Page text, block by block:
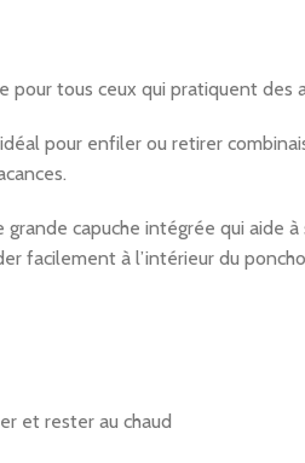
pour tous ceux qui pratiquent
pour enfiler ou retirer
capuche intégrée qui
facilement à l’intérieur du
et rester au chaud